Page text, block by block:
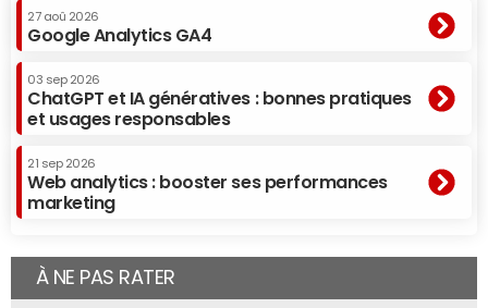
utilisons datent de 2001. Nous avons cependant
récemment changé notre moteur de recherche. Nous
avons aussi investi dans la solution de
Search Appliance (GSA).
les résultats sont au rendez-vous. Nous louons donc un
serveur dédié à Paris, pour une opération qui nous en
demandait deux auparavant. Depuis cet investissement,
confortable pour l'internaute, l'appliance nous a permis
d'enregistrer par exemple +30% de clics vers les sites
27 aoû 2026
Google Analytics GA4
03 sep 2026
ChatGPT et IA génératives : bonnes pratiques
et usages responsables
21 sep 2026
Web analytics : booster ses performances
marketing
À NE PAS RATER